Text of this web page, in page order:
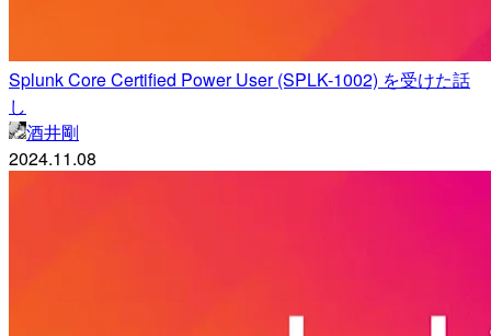
Splunk Core Certified Power User (SPLK-1002) を受けた話
し
酒井剛
2024.11.08